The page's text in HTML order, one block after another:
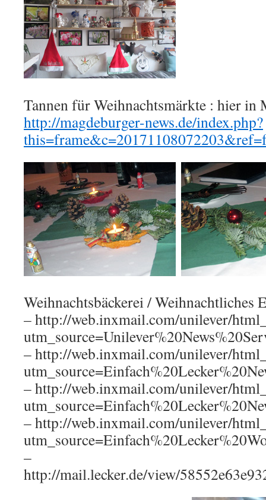
Tannen für Weihnachtsmärkte : hier in
http://magdeburger-news.de/index.php?
Weihnachtsbäckerei / Weihnachtliches
– http://web.inxmail.com/unilever/
– http://web.inxmail.com/unilever/
– http://web.inxmail.com/unilever/
– http://web.inxmail.com/unilever/
–
http://mail.lecker.de/view/